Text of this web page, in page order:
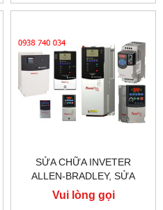
SỬA CHỮA INVETER
ALLEN-BRADLEY, SỬA
CHỮA ALLEN-BRADLEY
POWER FLEX 753
Vui lòng gọi